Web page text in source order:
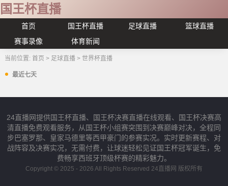
国王杯直播
首页 国王杯直播 足球直播
篮球直播
赛事录像
体育新闻
当前位置: 首页 > 足球直播> 世界杯直播
最近七天
24直播网提供国王杯直播、国王杯决赛直播在线观看、国王杯决赛高
清直播免费观看服务，从国王杯小组赛突围到决赛巅峰对决，全程同
步巴塞罗那、皇家马德里等西甲豪门的参赛实况。实时更新赛程、对
战阵容及决赛实况，无需付费，让球迷轻松见证国王杯冠军诞生，免
费畅享西班牙顶级杯赛的精彩魅力。
Copyright © 2025 - 2026 All Rights Reserved 24直播网 版权所有